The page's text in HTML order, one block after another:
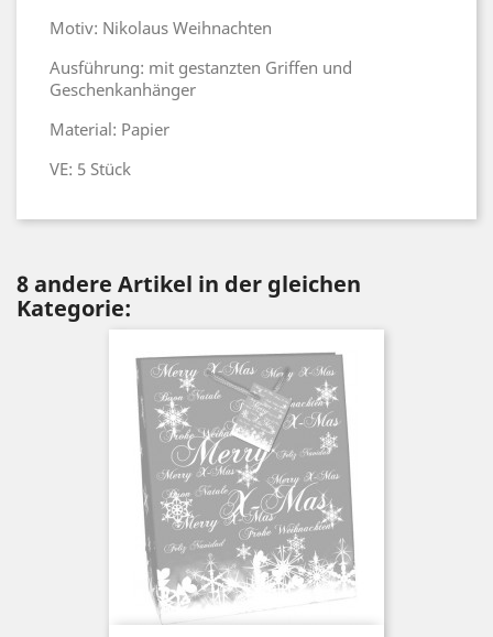
Motiv: Nikolaus Weihnachten
Ausführung: mit gestanzten Griffen und
Geschenkanhänger
Material: Papier
VE: 5 Stück
8 andere Artikel in der gleichen
Kategorie: